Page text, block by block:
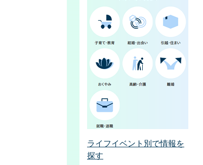
ライフイベント別で情報を
探す